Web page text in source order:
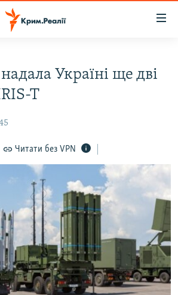
Україні ще дві
T
Читати без VPN